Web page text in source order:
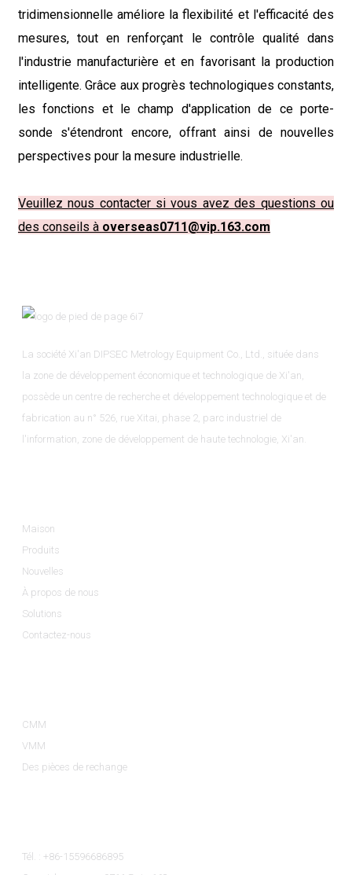
tridimensionnelle améliore la flexibilité et l'efficacité des
mesures, tout en renforçant le contrôle qualité dans
l'industrie manufacturière et en favorisant la production
intelligente. Grâce aux progrès technologiques constants,
les fonctions et le champ d'application de ce porte-
sonde s'étendront encore, offrant ainsi de nouvelles
perspectives pour la mesure industrielle.
Veuillez nous contacter si vous avez des questions ou
des conseils à overseas0711@vip.163.com
La société Xi'an DIPSEC Metrology Equipment Co., Ltd., située dans
la zone de développement économique et technologique de Xi'an,
possède un centre de recherche et développement technologique et de
fabrication au n° 526, rue Xitai, phase 2, parc industriel de
l'information, zone de développement de haute technologie, Xi'an.
Maison
Produits
Nouvelles
À propos de nous
Solutions
Contactez-nous
CMM
VMM
Des pièces de rechange
Tél. : +86-15596686895